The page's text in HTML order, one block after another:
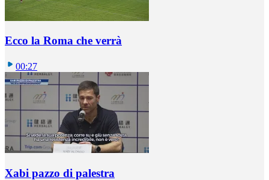
Ecco la Roma che verrà
00:27
Xabi pazzo di palestra